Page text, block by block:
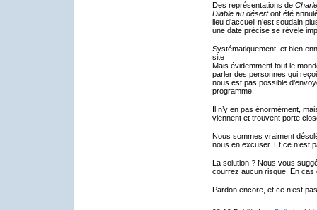
Des représentations de
Diable au désertont été
lieu d’accueil n’est soudain
une date précise se révèle
Systématiquement, et bien
site
Mais évidemment tout le
parler des personnes qui
nous est pas possible
programme.
Il n’y en pas énormément,
viennent et trouvent porte
Nous sommes vraiment
nous en excuser. Et ce n’est
La solution ? Nous vous
courrez aucun risque. En cas
Pardon encore, et ce n’est